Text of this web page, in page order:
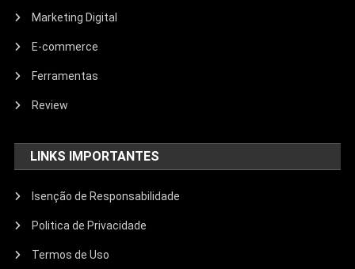
Marketing Digital
E-commerce
Ferramentas
Review
LINKS IMPORTANTES
Isenção de Responsabilidade
Politica de Privacidade
Termos de Uso